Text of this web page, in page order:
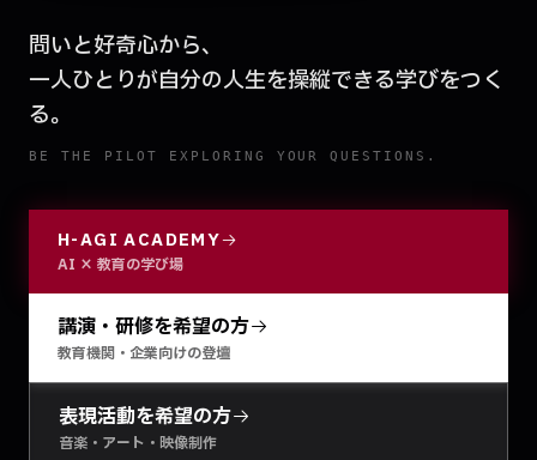
問いと好奇心から、
一人ひとりが自分の人生を操縦できる学びをつく
る。
BE THE PILOT EXPLORING YOUR QUESTIONS.
H-AGI ACADEMY
AI × 教育の学び場
講演・研修を希望の方
教育機関・企業向けの登壇
表現活動を希望の方
音楽・アート・映像制作